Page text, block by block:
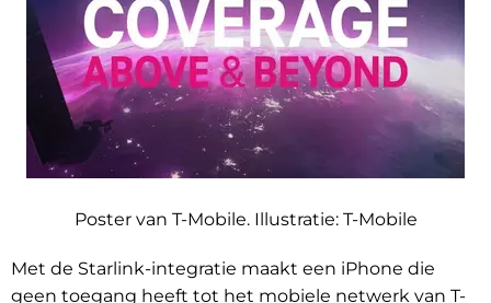
Poster van T-Mobile. Illustratie: T-Mobile
Met de Starlink-integratie maakt een iPhone die
geen toegang heeft tot het mobiele netwerk van T-